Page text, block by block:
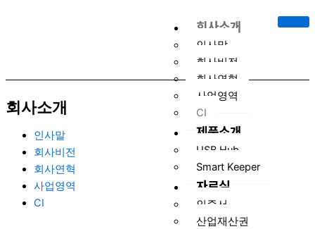
뛰
회사소개
인사말
회사비전
회사연혁
사업영역
CI
제품소개
USB Hub
Smart Keeper
자료실
인증서
산업재산권
회사소개
인사말
회사비전
회사연혁
사업영역
CI